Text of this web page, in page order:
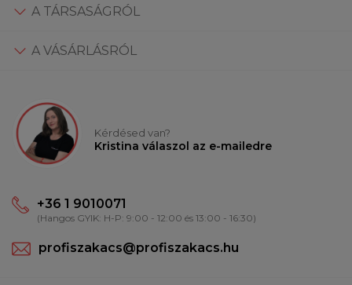
A TÁRSASÁGRÓL
A VÁSÁRLÁSRÓL
Kérdésed van?
Kristina válaszol az e-mailedre
+36 1 9010071
(Hangos GYIK: H-P: 9:00 - 12:00 és 13:00 - 16:30)
profiszakacs@profiszakacs.hu